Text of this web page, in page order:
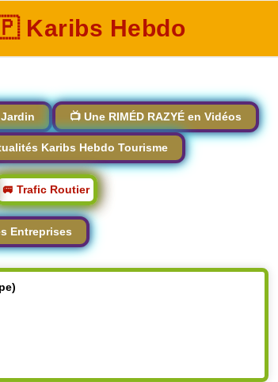
Karibs Hebdo
📺 Une RIMÉD RAZYÉ en Vidéos
Karibs Hebdo Tourisme
🚐 Trafic Routier
Entreprises